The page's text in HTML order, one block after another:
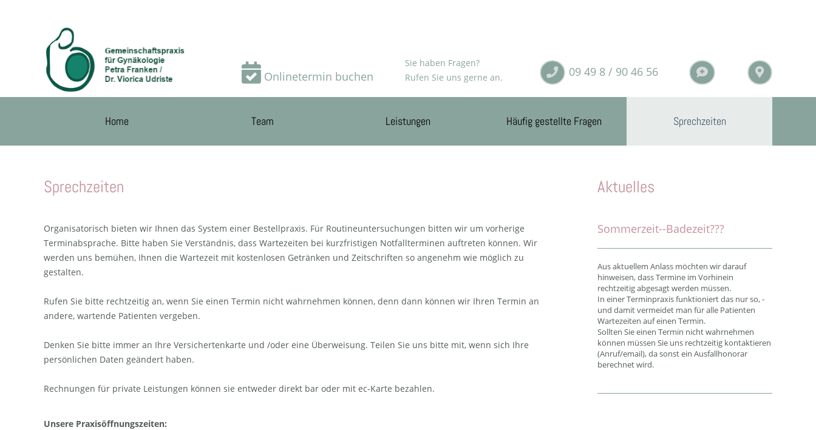
Onlinetermin buchen
Sie haben Fragen?
Rufen Sie uns gerne an.
09 49 8 /­ 90 46 56
Home Team Leistungen Häufig gestellte Fragen Sprechzeiten
Aktuelles
Sommerzeit--Badezeit???
Aus aktuellem Anlass möchten wir darauf
hinweisen, dass Termine im Vorhinein
rechtzeitig abgesagt werden müssen.
In einer Terminpraxis funktioniert das nur so, -
und damit vermeidet man für alle Patienten
Wartezeiten auf einen Termin.
Sollten Sie einen Termin nicht wahrnehmen
können müssen Sie uns rechtzeitig kontaktieren
(Anruf/email), da sonst ein Ausfallhonorar
berechnet wird.
Sprechzeiten
Organisatorisch bieten wir Ihnen das System einer Bestellpraxis. Für Routineuntersuchungen bitten wir um vorherige
Terminabsprache. Bitte haben Sie Verständnis, dass Wartezeiten bei kurzfristigen Notfallterminen auftreten können. Wir
werden uns bemühen, Ihnen die Wartezeit mit kostenlosen Getränken und Zeitschriften so angenehm wie möglich zu
gestalten.
Rufen Sie bitte rechtzeitig an, wenn Sie einen Termin nicht wahrnehmen können, denn dann können wir Ihren Termin an
andere, wartende Patienten vergeben.
Denken Sie bitte immer an Ihre Versichertenkarte und /oder eine Überweisung. Teilen Sie uns bitte mit, wenn sich Ihre
persönlichen Daten geändert haben.
Rechnungen für private Leistungen können sie entweder direkt bar oder mit ec-Karte bezahlen.
Unsere Praxisöffnungszeiten: